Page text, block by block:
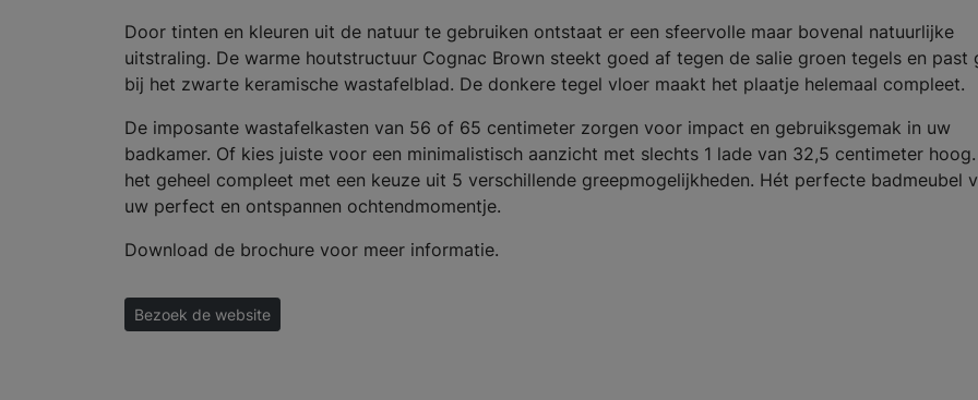
Door tinten en kleuren uit de natuur te gebruiken ontstaat er een sfeervolle maar bovenal natuurlijke
uitstraling. De warme houtstructuur Cognac Brown steekt goed af tegen de salie groen tegels en past
bij het zwarte keramische wastafelblad. De donkere tegel vloer maakt het plaatje helemaal compleet.
De imposante wastafelkasten van 56 of 65 centimeter zorgen voor impact en gebruiksgemak in uw
badkamer. Of kies juiste voor een minimalistisch aanzicht met slechts 1 lade van 32,5 centimeter
het geheel compleet met een keuze uit 5 verschillende greepmogelijkheden. Hét perfecte badmeubel
uw perfect en ontspannen ochtendmomentje.
Download de brochure voor meer informatie.
Bezoek de website